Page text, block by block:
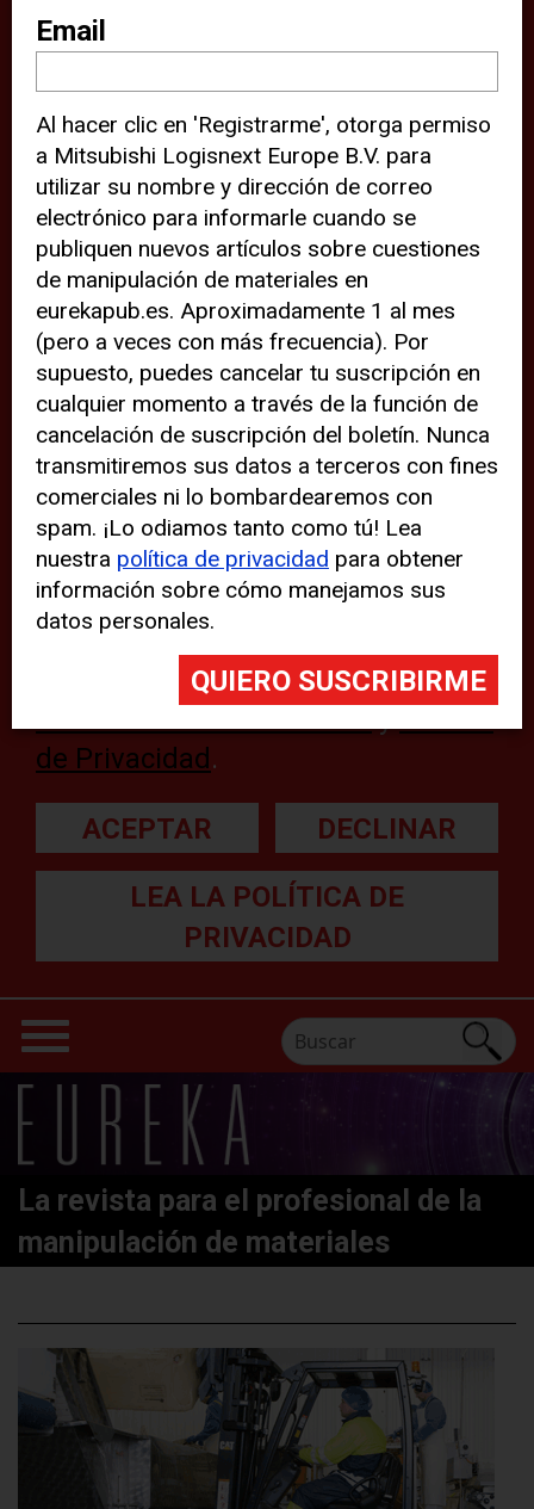
sitio web (por ejemplo, ofreciéndole
información de ubicación). Estas
terceras partes también definen
cookies en su dispositivo y pueden
rastrear su comportamiento en
internet. Al hacer clic en “Aceptar”,
significa que está de acuerdo con el
uso de cookies analíticas y de
terceros para tener una experiencia
óptima en nuestro sitio web. Si
elige “Declinar” el uso de cookies
analíticas y de terceros, evitará que
terceras partes rastreen su
comportamiento en nuestro sitio
web, aunque pueden aparecer
problemas técnicos con el sitio
web. Para obtener más
información, lea nuestra
de Privacidad .
ACEPTAR DECLINAR
LEA LA POLÍTICA DE
PRIVACIDAD
La revista para el profesional de la
manipulación de materiales
Email
Al hacer clic en 'Registrarme', otorga permiso
a Mitsubishi Logisnext Europe B.V. para
utilizar su nombre y dirección de correo
electrónico para informarle cuando se
publiquen nuevos artículos sobre cuestiones
de manipulación de materiales en
eurekapub.es. Aproximadamente 1 al mes
(pero a veces con más frecuencia). Por
supuesto, puedes cancelar tu suscripción en
cualquier momento a través de la función de
cancelación de suscripción del boletín. Nunca
transmitiremos sus datos a terceros con fines
comerciales ni lo bombardearemos con
spam. ¡Lo odiamos tanto como tú! Lea
nuestra política de privacidad para obtener
información sobre cómo manejamos sus
datos personales.